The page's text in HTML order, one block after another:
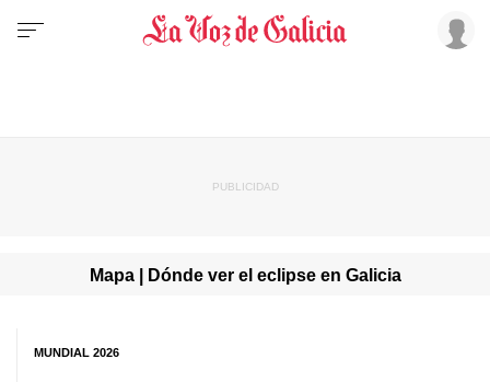
Mapa | Dónde ver el eclipse en Galicia
MUNDIAL 2026